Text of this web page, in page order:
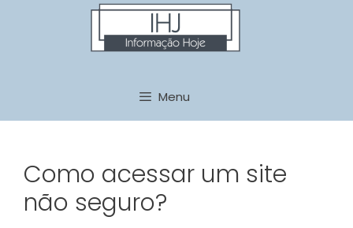
Menu
Como acessar um site
não seguro?